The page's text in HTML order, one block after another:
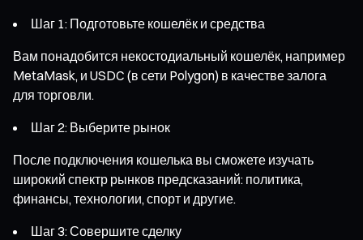
Шаг 1: Подготовьте кошелёк и средства
Вам понадобится некостодиальный кошелёк, например
MetaMask, и USDC (в сети Polygon) в качестве залога
для торговли.
Шаг 2: Выберите рынок
После подключения кошелька вы сможете изучать
широкий спектр рынков предсказаний: политика,
финансы, технологии, спорт и другие.
Шаг 3: Совершите сделку